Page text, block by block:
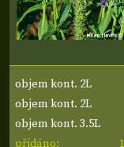
objem kont. 2L
objem kont. 2L
objem kont. 3.5L
přidáno: